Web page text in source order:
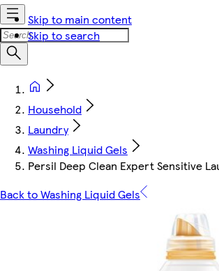
Skip to main content
Skip to search
Household
Laundry
Washing Liquid Gels
Persil Deep Clean Expert Sensitive
Back to Washing Liquid Gels